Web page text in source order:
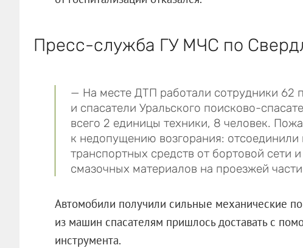
Пресс-служба ГУ МЧС по
— На месте ДТП работали сотрудники 62
и спасатели Уральского поисково-
всего 2 единицы техники, 8 человек.
к недопущению возгорания:
транспортных средств от бортовой сети
смазочных материалов на проезжей
Автомобили получили сильные механические
из машин спасателям пришлось доставать с
инструмента.